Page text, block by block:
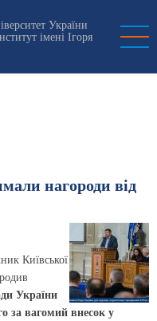
України
імені Ігоря
нагороди від
Київської
України
за вагомий внесок у